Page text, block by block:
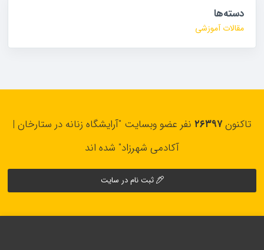
دسته‌ها
مقالات آموزشی
تاکنون۲۶۳۹۷ نفر عضو وبسایت "آرایشگاه زنانه در ستارخان |
آکادمی شهرزاد" شده اند
ثبت نام در سایت